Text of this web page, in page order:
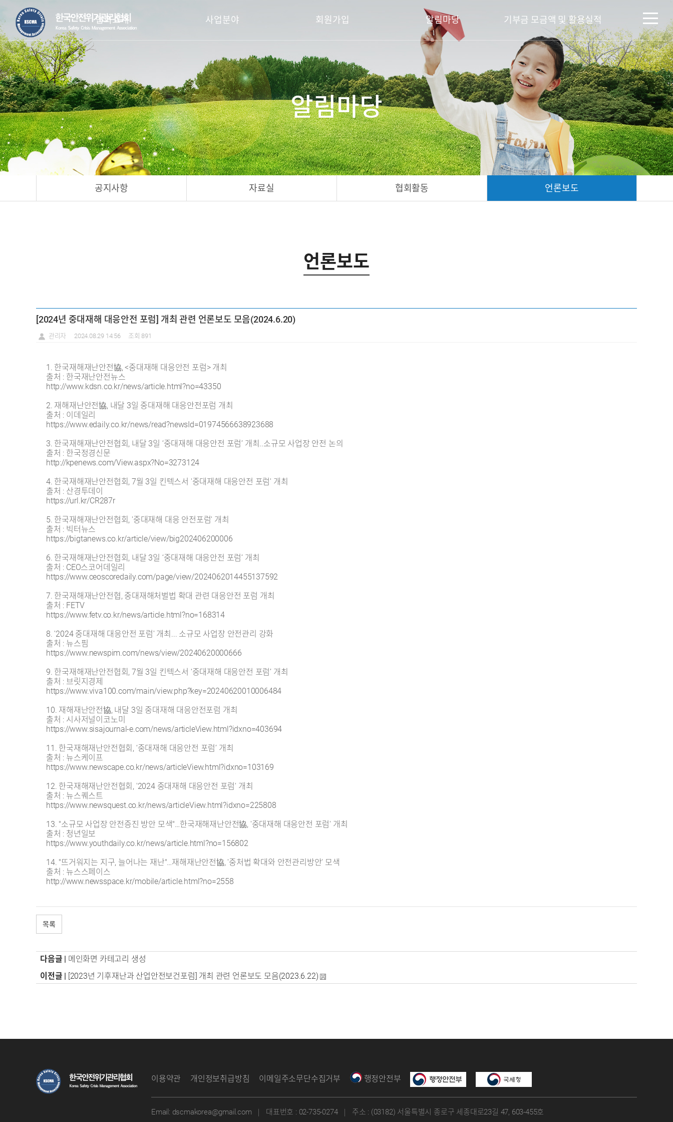
협회소개 사업분야 회원가입 알림마당 기부금 모금액 및 활용실적
공지사항 자료실 협회활동 언론보도
알림마당
언론보도
[2024년 중대재해 대응안전 포럼] 개최 관련 언론보도 모음(2024.6.20)
관리자 2024.08.29 14:56 조회 891
1. 한국재해재난안전協, <중대재해 대응안전 포럼> 개최
출처 : 한국재난안전뉴스
http://www.kdsn.co.kr/news/article.html?no=43350
2. 재해재난안전協, 내달 3일 중대재해 대응안전포럼 개최
출처 : 이데일리
https://www.edaily.co.kr/news/read?newsId=01974566638923688
3. 한국재해재난안전협회, 내달 3일 ‘중대재해 대응안전 포럼’ 개최..소규모 사업장 안전 논의
출처 : 한국정경신문
http://kpenews.com/View.aspx?No=3273124
4. 한국재해재난안전협회, 7월 3일 킨텍스서 '중대재해 대응안전 포럼' 개최
출처 : 산경투데이
https://url.kr/CR287r
5. 한국재해재난안전협회, '중대재해 대응 안전포럼' 개최
출처 : 빅터뉴스
https://bigtanews.co.kr/article/view/big202406200006
6. 한국재해재난안전협회, 내달 3일 ‘중대재해 대응안전 포럼’ 개최
출처 : CEO스코어데일리
https://www.ceoscoredaily.com/page/view/2024062014455137592
7. 한국재해재난안전협, 중대재해처벌법 확대 관련 대응안전 포럼 개최
출처 : FETV
https://www.fetv.co.kr/news/article.html?no=168314
8. '2024 중대재해 대응안전 포럼' 개최... 소규모 사업장 안전관리 강화
출처 : 뉴스핌
https://www.newspim.com/news/view/20240620000666
9. 한국재해재난안전협회, 7월 3일 킨텍스서 ‘중대재해 대응안전 포럼’ 개최
출처 : 브릿지경제
https://www.viva100.com/main/view.php?key=20240620010006484
10. 재해재난안전協, 내달 3일 중대재해 대응안전포럼 개최
출처 : 시사저널이코노미
https://www.sisajournal-e.com/news/articleView.html?idxno=403694
11. 한국재해재난안전협회, ‘중대재해 대응안전 포럼’ 개최
출처 : 뉴스케이프
https://www.newscape.co.kr/news/articleView.html?idxno=103169
12. 한국재해재난안전협회, '2024 중대재해 대응안전 포럼' 개최
출처 : 뉴스퀘스트
https://www.newsquest.co.kr/news/articleView.html?idxno=225808
13. "소규모 사업장 안전증진 방안 모색"…한국재해재난안전協, '중대재해 대응안전 포럼' 개최
출처 : 청년일보
https://www.youthdaily.co.kr/news/article.html?no=156802
14. "뜨거워지는 지구, 늘어나는 재난"…재해재난안전協, '중처법 확대와 안전관리방안' 모색
출처 : 뉴스스페이스
http://www.newsspace.kr/mobile/article.html?no=2558
목록
다음글 | 메인화면 카테고리 생성
이전글 | [2023년 기후재난과 산업안전보건포럼] 개최 관련 언론보도 모음(2023.6.22)
이용약관 개인정보취급방침 이메일주소무단수집거부 행정안전부
Email: dscmakorea@gmail.com ｜ 대표번호 : 02-735-0274 ｜
주소 : (03182) 서울특별시 종로구 세종대로23길 47, 603-455호